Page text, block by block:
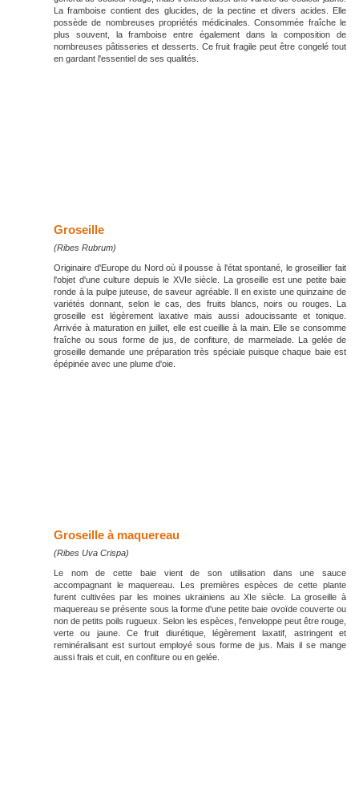
La framboise contient des glucides, de la pectine et divers acides. Elle
possède de nombreuses propriétés médicinales. Consommée fraîche le
plus souvent, la framboise entre également dans la composition de
nombreuses pâtisseries et desserts. Ce fruit fragile peut être congelé tout
en gardant l'essentiel de ses qualités.
Groseille
(Ribes Rubrum)
Originaire d'Europe du Nord où il pousse à l'état spontané, le groseillier fait
l'objet d'une culture depuis le XVIe siècle. La groseille est une petite baie
ronde à la pulpe juteuse, de saveur agréable. Il en existe une quinzaine de
variétés donnant, selon le cas, des fruits blancs, noirs ou rouges. La
groseille est légèrement laxative mais aussi adoucissante et tonique.
Arrivée à maturation en juillet, elle est cueillie à la main. Elle se consomme
fraîche ou sous forme de jus, de confiture, de marmelade. La gelée de
groseille demande une préparation très spéciale puisque chaque baie est
épépinée avec une plume d'oie.
Groseille à maquereau
(Ribes Uva Crispa)
Le nom de cette baie vient de son utilisation dans une sauce
accompagnant le maquereau. Les premières espèces de cette plante
furent cultivées par les moines ukrainiens au XIe siècle. La groseille à
maquereau se présente sous la forme d'une petite baie ovoïde couverte ou
non de petits poils rugueux. Selon les espèces, l'enveloppe peut être rouge,
verte ou jaune. Ce fruit diurétique, légèrement laxatif, astringent et
reminéralisant est surtout employé sous forme de jus. Mais il se mange
aussi frais et cuit, en confiture ou en gelée.